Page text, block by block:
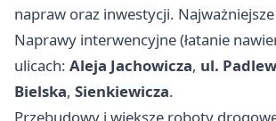
napraw oraz inwestycji.
Naprawy interwencyjne (łatanie
ulicach: Aleja Jachowicza, ul.
Bielska, Sienkiewicza.